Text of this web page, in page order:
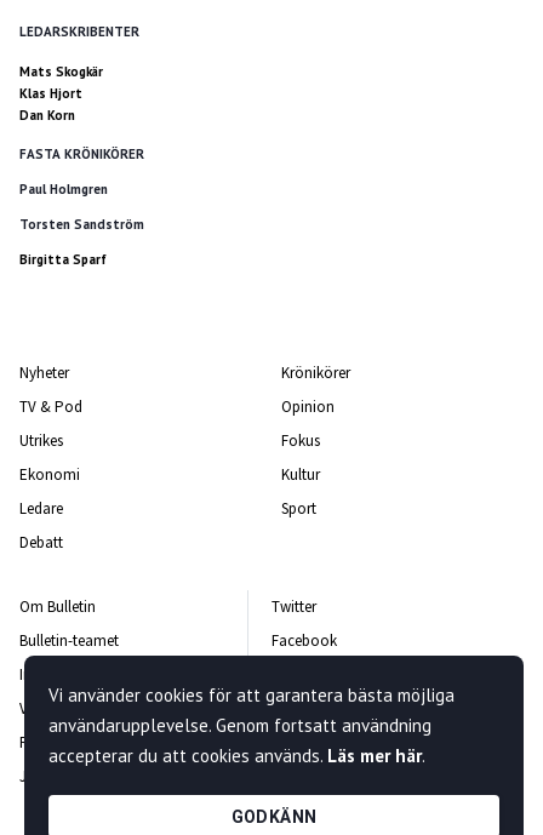
LEDARSKRIBENTER
Mats Skogkär
Klas Hjort
Dan Korn
FASTA KRÖNIKÖRER
Paul Holmgren
Torsten Sandström
Birgitta Sparf
Nyheter
TV & Pod
Utrikes
Ekonomi
Ledare
Debatt
Krönikörer
Opinion
Fokus
Kultur
Sport
Om Bulletin
Bulletin-teamet
Integritetspolicy
Vanliga frågor och svar
Rättelsepolicy
Jobba hos oss
Twitter
Facebook
Kontakta oss
Vi använder cookies för att garantera bästa möjliga
användarupplevelse. Genom fortsatt användning
accepterar du att cookies används. Läs mer här.
GODKÄNN